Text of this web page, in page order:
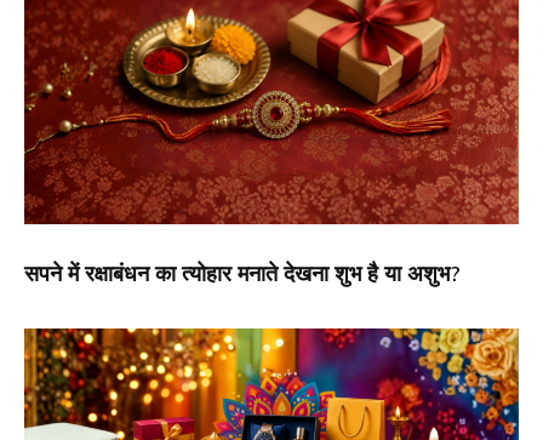
सपने में रक्षाबंधन का त्योहार मनाते देखना शुभ है या अशुभ?